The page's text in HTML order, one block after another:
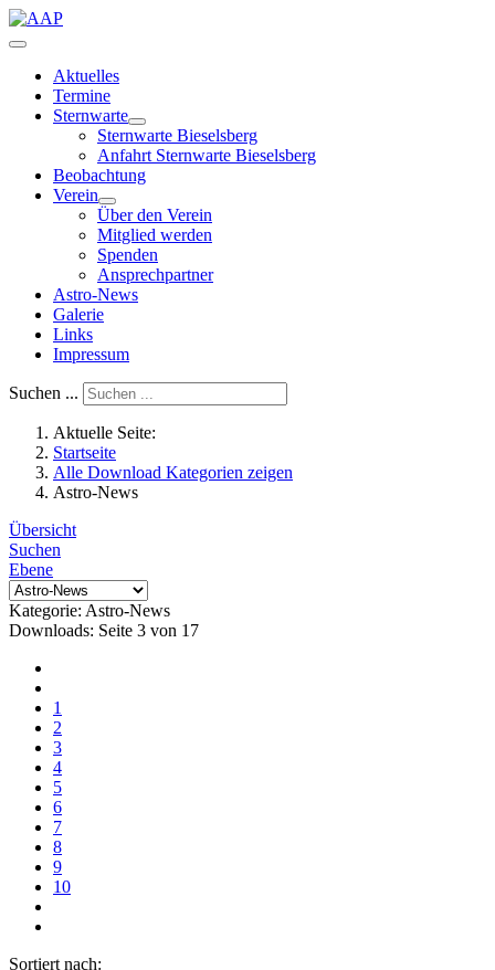
Aktuelles
Termine
Sternwarte
Sternwarte Bieselsberg
Anfahrt Sternwarte Bieselsberg
Beobachtung
Verein
Über den Verein
Mitglied werden
Spenden
Ansprechpartner
Astro-News
Galerie
Links
Impressum
Suchen ...
Aktuelle Seite:
Startseite
Alle Download Kategorien zeigen
Astro-News
Übersicht
Suchen
Ebene
Kategorie: Astro-News
Downloads: Seite 3 von 17
1
2
3
4
5
6
7
8
9
10
Sortiert nach: